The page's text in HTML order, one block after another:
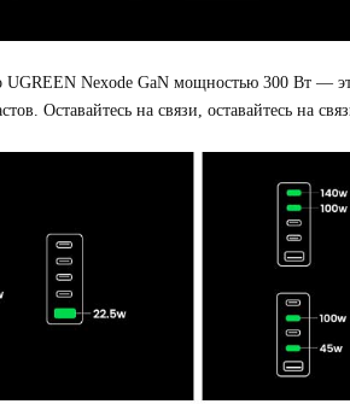
Nexode GaN мощностью 300 Вт —
Оставайтесь на связи, оставайтесь на